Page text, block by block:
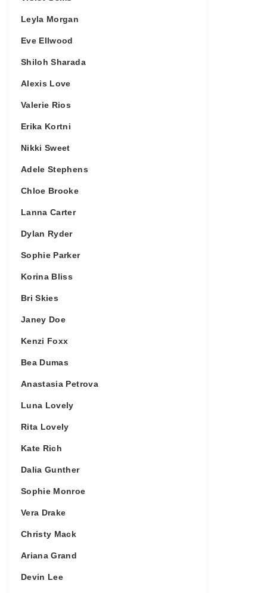
Leyla Morgan
Eve Ellwood
Shiloh Sharada
Alexis Love
Valerie Rios
Erika Kortni
Nikki Sweet
Adele Stephens
Chloe Brooke
Lanna Carter
Dylan Ryder
Sophie Parker
Korina Bliss
Bri Skies
Janey Doe
Kenzi Foxx
Bea Dumas
Anastasia Petrova
Luna Lovely
Rita Lovely
Kate Rich
Dalia Gunther
Sophie Monroe
Vera Drake
Christy Mack
Ariana Grand
Devin Lee